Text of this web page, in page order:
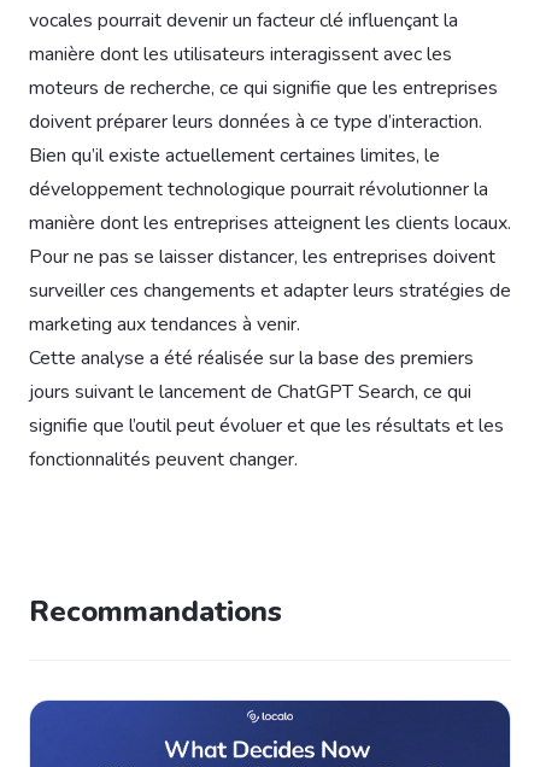
vocales pourrait devenir un facteur clé influençant la
manière dont les utilisateurs interagissent avec les
moteurs de recherche, ce qui signifie que les entreprises
doivent préparer leurs données à ce type d’interaction.
Bien qu’il existe actuellement certaines limites, le
développement technologique pourrait révolutionner la
manière dont les entreprises atteignent les clients locaux.
Pour ne pas se laisser distancer, les entreprises doivent
surveiller ces changements et adapter leurs stratégies de
marketing aux tendances à venir.
Cette analyse a été réalisée sur la base des premiers
jours suivant le lancement de ChatGPT Search, ce qui
signifie que l’outil peut évoluer et que les résultats et les
fonctionnalités peuvent changer.
Recommandations